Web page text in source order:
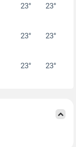
23° 23°
23° 23°
23° 23°